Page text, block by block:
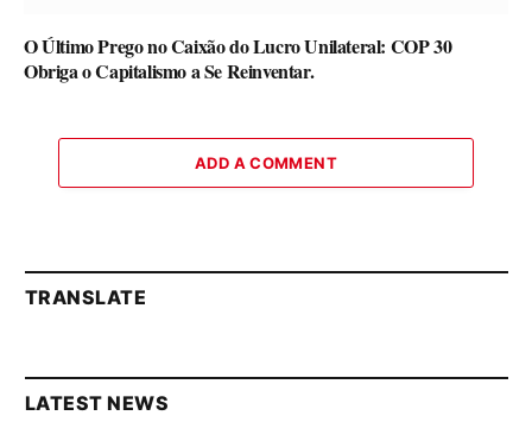
O Último Prego no Caixão do Lucro Unilateral: COP 30
Obriga o Capitalismo a Se Reinventar.
ADD A COMMENT
TRANSLATE
LATEST NEWS